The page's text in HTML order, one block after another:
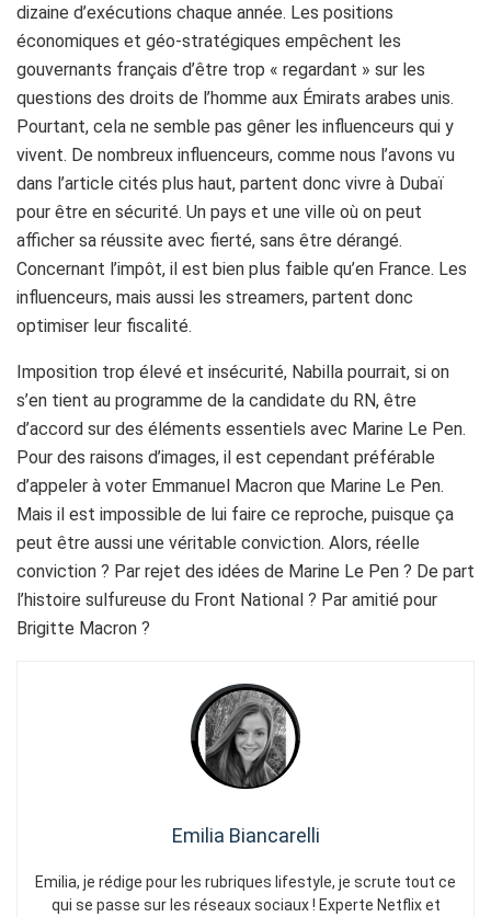
dizaine d’exécutions chaque année. Les positions
économiques et géo-stratégiques empêchent les
gouvernants français d’être trop « regardant » sur les
questions des droits de l’homme aux Émirats arabes unis.
Pourtant, cela ne semble pas gêner les influenceurs qui y
vivent. De nombreux influenceurs, comme nous l’avons vu
dans l’article cités plus haut, partent donc vivre à Dubaï
pour être en sécurité. Un pays et une ville où on peut
afficher sa réussite avec fierté, sans être dérangé.
Concernant l’impôt, il est bien plus faible qu’en France. Les
influenceurs, mais aussi les streamers, partent donc
optimiser leur fiscalité.
Imposition trop élevé et insécurité, Nabilla pourrait, si on
s’en tient au programme de la candidate du RN, être
d’accord sur des éléments essentiels avec Marine Le Pen.
Pour des raisons d’images, il est cependant préférable
d’appeler à voter Emmanuel Macron que Marine Le Pen.
Mais il est impossible de lui faire ce reproche, puisque ça
peut être aussi une véritable conviction. Alors, réelle
conviction ? Par rejet des idées de Marine Le Pen ? De part
l’histoire sulfureuse du Front National ? Par amitié pour
Brigitte Macron ?
Emilia Biancarelli
Emilia, je rédige pour les rubriques lifestyle, je scrute tout ce
qui se passe sur les réseaux sociaux ! Experte Netflix et